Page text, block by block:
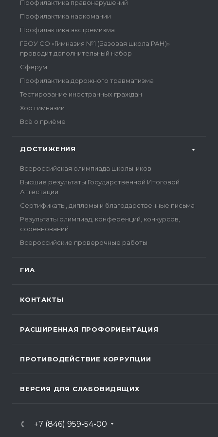
Профилактика правонарушений
Профилактика наркомании
Профилактика экстремизма
ГБОУ СО «Гимназия №1 (Базовая школа РАН)»
проводит дополнительный набор
Сферум
Профилактика дорожного травматизма
Тестирование иностранных граждан
Хор гимназии
Всё о приёме
ДОСТИЖЕНИЯ
Всероссийская олимпиада школьников
Высшие результаты Государственной Итоговой
Аттестации
Сертификаты, дипломы и благодарственные письма
Результаты олимпиад, конференций, конкурсов,
соревнований
Всероссийские проверочные работы
ГИА
КОНТАКТЫ
РАСШИРЕННАЯ ПРОФОРИЕНТАЦИЯ
ПРОТИВОДЕЙСТВИЕ КОРРУПЦИИ
ВЕРСИЯ ДЛЯ СЛАБОВИДЯЩИХ
+7 (846) 959-54-00